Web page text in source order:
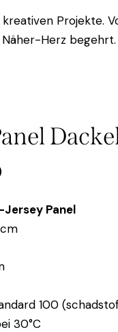
Projekte.
Herz begehrt.
Jersey Panel
100
30°C